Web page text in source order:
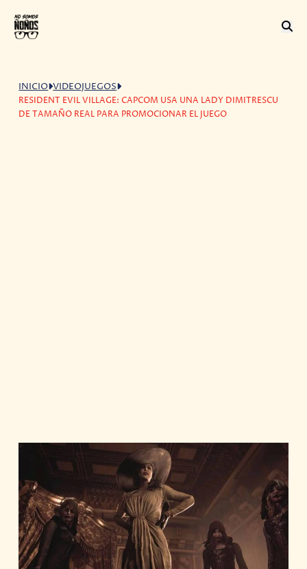
INICIO VIDEOJUEGOS
RESIDENT EVIL VILLAGE: CAPCOM USA UNA LADY DIMITRESCU
DE TAMAÑO REAL PARA PROMOCIONAR EL JUEGO